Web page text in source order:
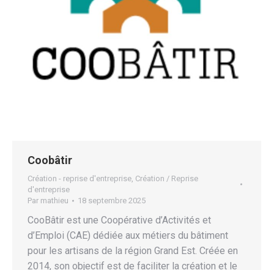
Coobâtir
Création - reprise d'entreprise, Création / Reprise
d'entreprise
Par mathieu 18 septembre 2025
CooBâtir est une Coopérative d’Activités et
d’Emploi (CAE) dédiée aux métiers du bâtiment
pour les artisans de la région Grand Est. Créée en
2014, son objectif est de faciliter la création et le